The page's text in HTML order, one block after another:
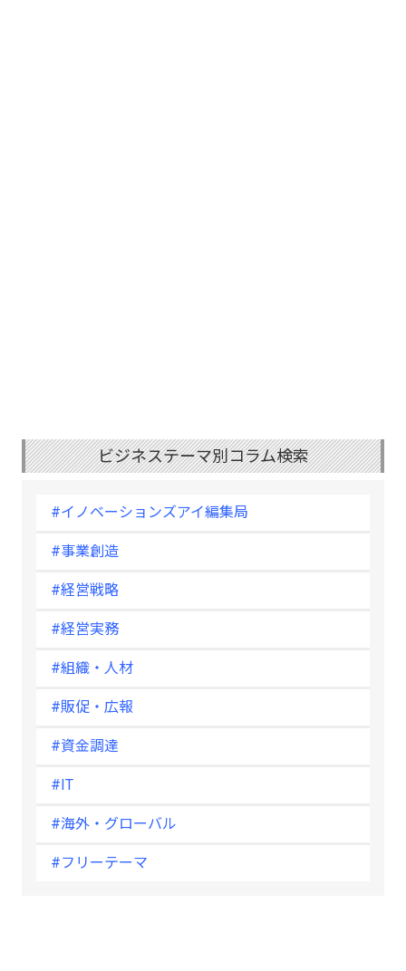
ビジネステーマ別コラム検索
#イノベーションズアイ編集局
#事業創造
#経営戦略
#経営実務
#組織・人材
#販促・広報
#資金調達
#IT
#海外・グローバル
#フリーテーマ